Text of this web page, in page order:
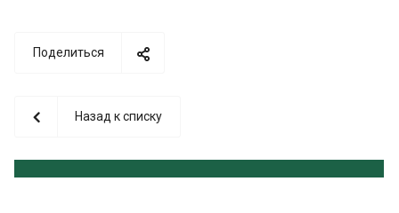
Поделиться
Назад к списку